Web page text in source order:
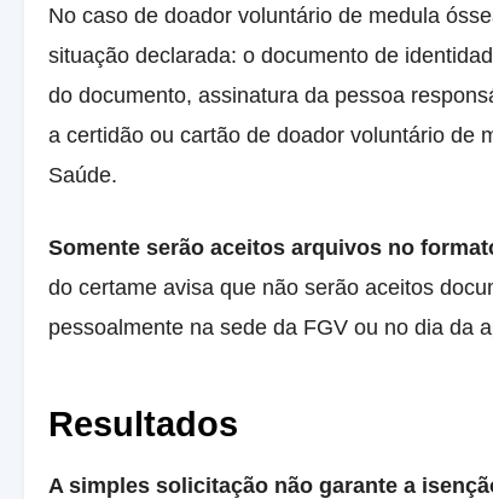
No caso de doador voluntário de medula
situação declarada: o documento de
do documento, assinatura da pessoa
a certidão ou cartão de doador voluntário de
Saúde.
Somente serão aceitos arquivos no
do certame avisa que não serão aceitos
pessoalmente na sede da FGV ou no dia da
Resultados
A simples solicitação não garante a